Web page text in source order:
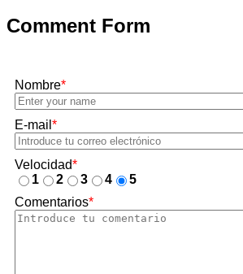
Comment Form
Nombre*
E-mail *
Velocidad*
1
2 3 4
5
Comentarios*